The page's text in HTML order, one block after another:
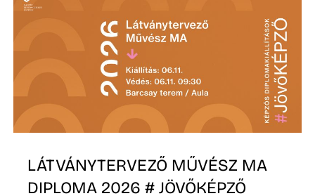
LÁTVÁNYTERVEZŐ MŰVÉSZ MA
DIPLOMA 2026 # JÖVŐKÉPZŐ